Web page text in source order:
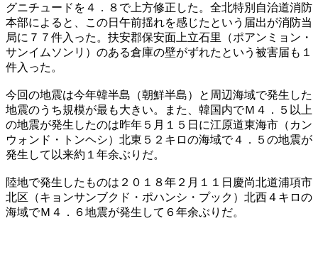
グニチュードを４．８で上方修正した。全北特別自治道消防
本部によると、この日午前揺れを感じたという届出が消防当
局に７７件入った。扶安郡保安面上立石里（ポアンミョン・
サンイムソンリ）のある倉庫の壁がずれたという被害届も１
件入った。
今回の地震は今年韓半島（朝鮮半島）と周辺海域で発生した
地震のうち規模が最も大きい。また、韓国内でＭ４．５以上
の地震が発生したのは昨年５月１５日に江原道東海市（カン
ウォンド・トンヘシ）北東５２キロの海域で４．５の地震が
発生して以来約１年余ぶりだ。
陸地で発生したものは２０１８年２月１１日慶尚北道浦項市
北区（キョンサンブクド・ポハンシ・プック）北西４キロの
海域でＭ４．６地震が発生して６年余ぶりだ。